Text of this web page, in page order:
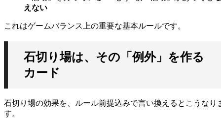
えない
これはゲームバランス上の重要な基本ルールです。
石切り場は、その「例外」を作る
カード
石切り場の効果を、ルール前提込みで言い換えるとこうなり
す。